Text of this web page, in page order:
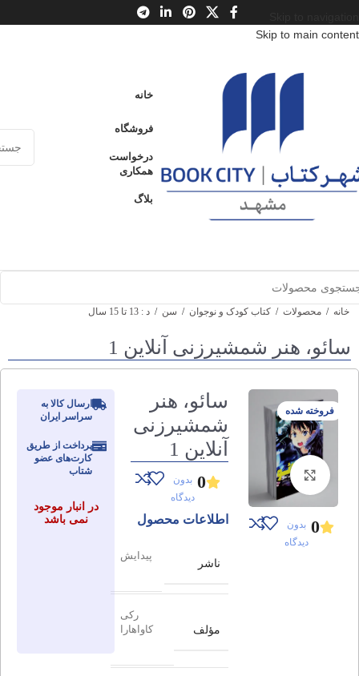
Skip to main content
خانه
فروشگاه
درخواست
همکاری
بلاگ
خانه / محصولات / کتاب کودک و نوجوان / سن / د : 13 تا 15 سال
سائو، هنر شمشیرزنی آنلاین 1
فروخته شده
برای بزرگنمایی کلیک کنید
0 بدون
دیدگاه
سائو، هنر
شمشیرزنی
آنلاین 1
0 بدون
دیدگاه
اطلاعات محصول
ناشر
پیدایش
مؤلف
رکی
کاواهارا
ارسال کالا به
سراسر ایران
پرداخت از طریق
کارت‌های عضو
شتاب
در انبار موجود
نمی باشد